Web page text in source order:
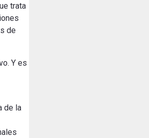
trata
de
Y es
de la